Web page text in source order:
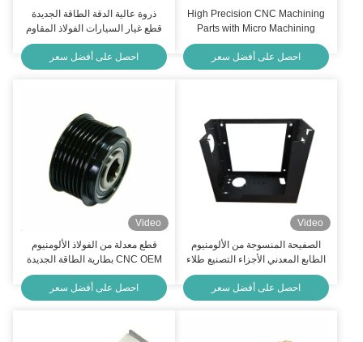
High Precision CNC Machining
Parts with Micro Machining
Multi-Axis Capabilities and Tight
Tolerance
احصل على أفضل سعر
ذروة عالية الدقة الطاقة الجديدة
قطع غيار السيارات الفولاذ المقاوم
للصدأ النحاس المعدنية
احصل على أفضل سعر
Video
الصفيحة المنسوجة من الألومنيوم
الطابع المعدني الأجزاء التصنيع طلاء
مسحوق
احصل على أفضل سعر
Video
قطع معدلة من الفولاذ الألومنيوم
CNC OEM بطارية الطاقة الجديدة
احصل على أفضل سعر